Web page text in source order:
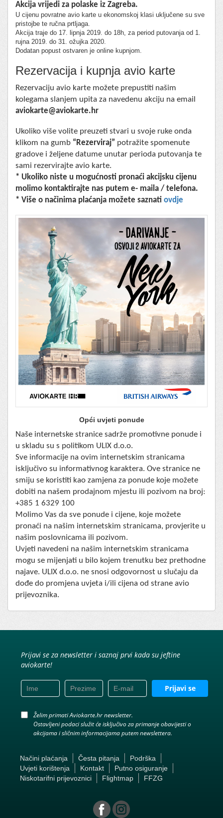
Akcija vrijedi za polaske iz Zagreba.
U cijenu povratne avio karte u ekonomskoj klasi uključene su sve
pristojbe te ručna prtljaga.
Akcija traje do 17. lipnja 2019. do 18h, za period putovanja od 1.
rujna 2019. do 31. ožujka 2020.
Dodatan popust ostvaren je online kupnjom.
Rezervacija i kupnja avio karte
Rezervaciju avio karte možete prepustiti našim
kolegama slanjem upita za navedenu akciju na email
aviokarte@aviokarte.hr
Ukoliko više volite preuzeti stvari u svoje ruke onda
klikom na gumb “Rezerviraj” potražite spomenute
gradove i željene datume unutar perioda putovanja te
sami rezervirajte avio karte.
* Ukoliko niste u mogućnosti pronaći akcijsku cijenu
molimo kontaktirajte nas putem e- maila / telefona.
* Više o načinima plaćanja možete saznati ovdje
Opći uvjeti ponude
Naše internetske stranice sadrže promotivne ponude i
u skladu su s politikom ULIX d.o.o.
Sve informacije na ovim internetskim stranicama
isključivo su informativnog karaktera. Ove stranice ne
smiju se koristiti kao zamjena za ponude koje možete
dobiti na našem prodajnom mjestu ili pozivom na broj:
+385 1 6329 100
Molimo Vas da sve ponude i cijene, koje možete
pronaći na našim internetskim stranicama, provjerite u
našim poslovnicama ili pozivom.
Uvjeti navedeni na našim internetskim stranicama
mogu se mijenjati u bilo kojem trenutku bez prethodne
najave. ULIX d.o.o. ne snosi odgovornost u slučaju da
dođe do promjena uvjeta i/ili cijena od strane avio
prijevoznika.
Prijavi se za newsletter i saznaj prvi kada su jeftine
aviokarte!
Prijavi se
Želim primati Aviokarte.hr newsletter.
Ostavljeni podaci služit će isključivo za primanje obavijesti o
akcijama i sličnim informacijama putem newslettera.
Načini plaćanja Česta pitanja
Podrška
Uvjeti korištenja
Kontakt
Putno osiguranje
Niskotarifni prijevoznici
Flightmap FFZG